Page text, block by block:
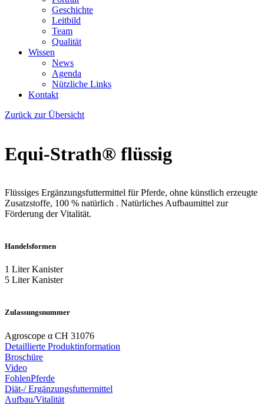
Geschichte
Leitbild
Team
Qualität
Wissen
News
Agenda
Nützliche Links
Kontakt
Zurück zur Übersicht
Equi-Strath® flüssig
Flüssiges Ergänzungsfuttermittel für Pferde, ohne künstlich erzeugte
Zusatzstoffe, 100 % natürlich . Natürliches Aufbaumittel zur
Förderung der Vitalität.
Handelsformen
1 Liter Kanister
5 Liter Kanister
Zulassungsnummer
Agroscope α CH 31076
Detaillierte Produktinformation
Broschüre
Video
FohlenPferde
Diät-/ Ergänzungsfuttermittel
Aufbau/Vitalität